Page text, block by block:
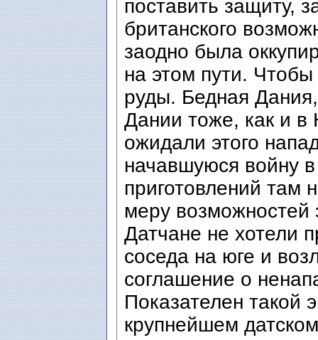
поставить защиту,
британского
заодно была
на этом пути. Чтобы
руды. Бедная
Дании тоже, как и в
ожидали этого
начавшуюся войну
приготовлений там
меру возможностей
Датчане не хотели
соседа на юге и
соглашение о
Показателен такой
крупнейшем